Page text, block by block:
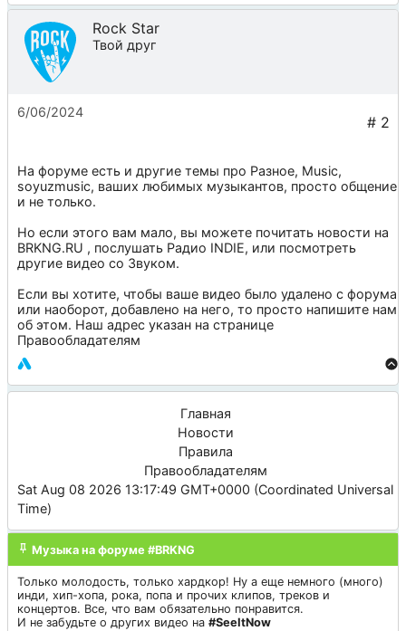
Rock Star
Твой друг
6/06/2024
На форуме есть и другие темы про Разное, Music,
soyuzmusic, ваших любимых музыкантов, просто общение
и не только.
Но если этого вам мало, вы можете почитать новости на
BRKNG.RU , послушать Радио INDIE, или посмотреть
другие видео со Звуком.
Если вы хотите, чтобы ваше видео было удалено с форума
или наоборот, добавлено на него, то просто напишите нам
об этом. Наш адрес указан на странице
Правообладателям
Главная
Новости
Правила
Правообладателям
Sat Aug 08 2026 13:17:49 GMT+0000 (Coordinated Universal
Time)
Музыка на форуме #BRKNG
Только молодость, только хардкор! Ну а еще немного (много)
инди, хип-хопа, рока, попа и прочих клипов, треков и
концертов. Все, что вам обязательно понравится.
И не забудьте о других видео на #SeeItNow